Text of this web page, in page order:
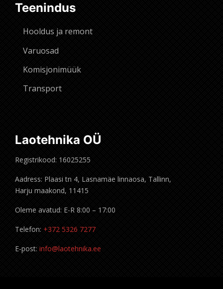
Teenindus
Hooldus ja remont
Varuosad
Komisjonimüük
Transport
Laotehnika OÜ
Registrikood: 16025255
Aadress: Plaasi tn 4, Lasnamäe linnaosa, Tallinn,
Harju maakond, 11415
Oleme avatud: E-R 8:00 – 17:00
Telefon: +372 5326 7277
E-post: info@laotehnika.ee